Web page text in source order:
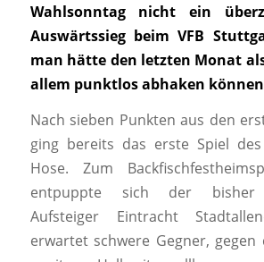
Wahlsonntag nicht ein
Auswärtssieg beim VFB
man hätte den letzten Monat
allem punktlos abhaken
Nach sieben Punkten aus den
ging bereits das erste Spiel
Hose. Zum
entpuppte sich der bisher
Aufsteiger Eintracht
erwartet schwere Gegner,